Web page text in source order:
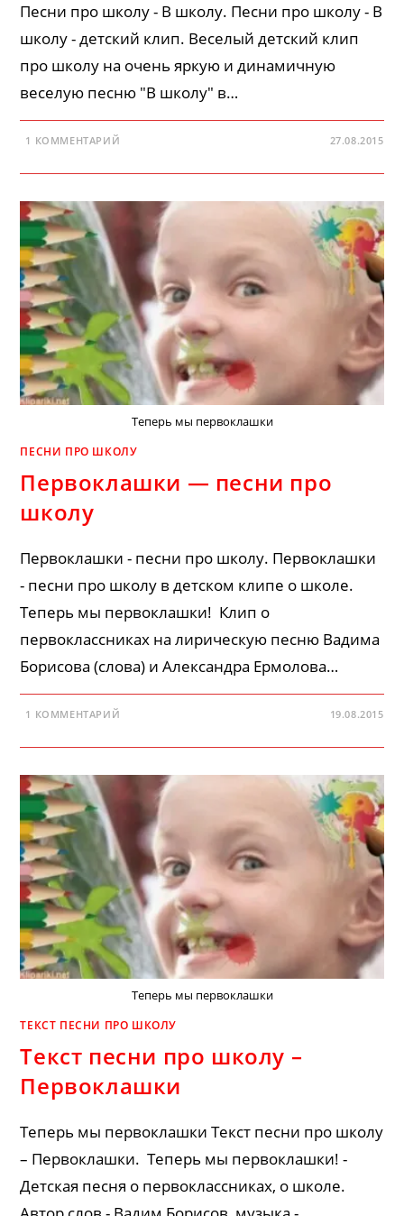
Песни про школу - В школу. Песни про школу - В
школу - детский клип. Веселый детский клип
про школу на очень яркую и динамичную
веселую песню "В школу" в…
1 КОММЕНТАРИЙ 27.08.2015
Теперь мы первоклашки
ПЕСНИ ПРО ШКОЛУ
Первоклашки — песни про
школу
Первоклашки - песни про школу. Первоклашки
- песни про школу в детском клипе о школе.
Теперь мы первоклашки! Клип о
первоклассниках на лирическую песню Вадима
Борисова (слова) и Александра Ермолова…
1 КОММЕНТАРИЙ 19.08.2015
Теперь мы первоклашки
ТЕКСТ ПЕСНИ ПРО ШКОЛУ
Текст песни про школу –
Первоклашки
Теперь мы первоклашки Текст песни про школу
– Первоклашки. Теперь мы первоклашки! -
Детская песня о первоклассниках, о школе.